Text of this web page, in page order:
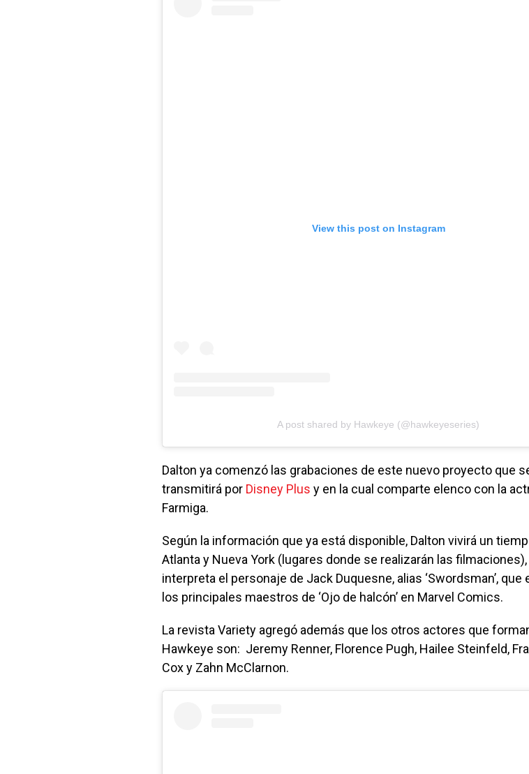
View this post on Instagram
A post shared by Hawkeye (@hawkeyeseries)
Dalton ya comenzó las grabaciones de este nuevo proyecto que
transmitirá por Disney Plus y en la cual comparte elenco con la
Farmiga.
Según la información que ya está disponible, Dalton vivirá un
Atlanta y Nueva York (lugares donde se realizarán las
interpreta el personaje de Jack Duquesne, alias ‘Swordsman’, que
los principales maestros de ‘Ojo de halcón’ en Marvel Comics.
La revista Variety agregó además que los otros actores que
Hawkeye son: Jeremy Renner, Florence Pugh, Hailee Steinfeld, Fra
Cox y Zahn McClarnon.